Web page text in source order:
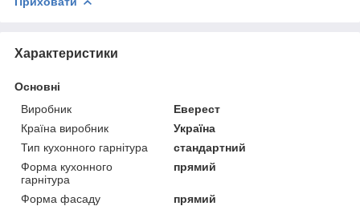
Характеристики
Основні
Виробник
Еверест
Країна виробник
Україна
Тип кухонного гарнітура
стандартний
Форма кухонного
гарнітура
прямий
Форма фасаду
прямий